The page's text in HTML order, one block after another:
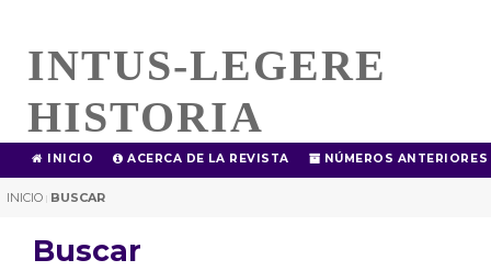
INTUS-LEGERE
HISTORIA
INICIO ACERCA DE LA REVISTA NÚMEROS ANTERIORES
INICIO | BUSCAR
Buscar